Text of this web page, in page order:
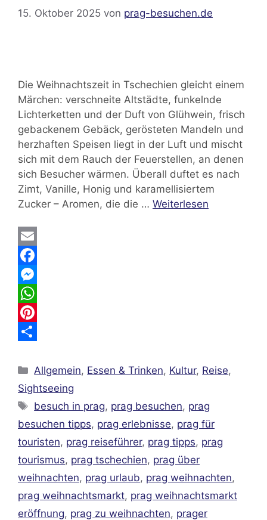
15. Oktober 2025 von prag-besuchen.de
Die Weihnachtszeit in Tschechien gleicht einem
Märchen: verschneite Altstädte, funkelnde
Lichterketten und der Duft von Glühwein, frisch
gebackenem Gebäck, gerösteten Mandeln und
herzhaften Speisen liegt in der Luft und mischt
sich mit dem Rauch der Feuerstellen, an denen
sich Besucher wärmen. Überall duftet es nach
Zimt, Vanille, Honig und karamellisiertem
Zucker – Aromen, die die … Weiterlesen
E
m
a
F
a
c
e
o
o
k
M
e
s
e
n
g
e
r
W
h
t
s
A
p
p
P
n
t
e
r
e
s
t
e
i
l
e
n
Kategorien
Allgemein, Essen & Trinken, Kultur, Reise,
Sightseeing
Schlagwörter
besuch in prag, prag besuchen, prag
besuchen tipps, prag erlebnisse, prag für
touristen, prag reiseführer, prag tipps, prag
tourismus, prag tschechien, prag über
weihnachten, prag urlaub, prag weihnachten,
prag weihnachtsmarkt, prag weihnachtsmarkt
eröffnung, prag zu weihnachten, prager